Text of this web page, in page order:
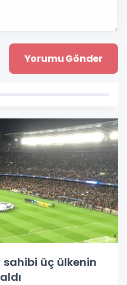
sahibi üç ülkenin